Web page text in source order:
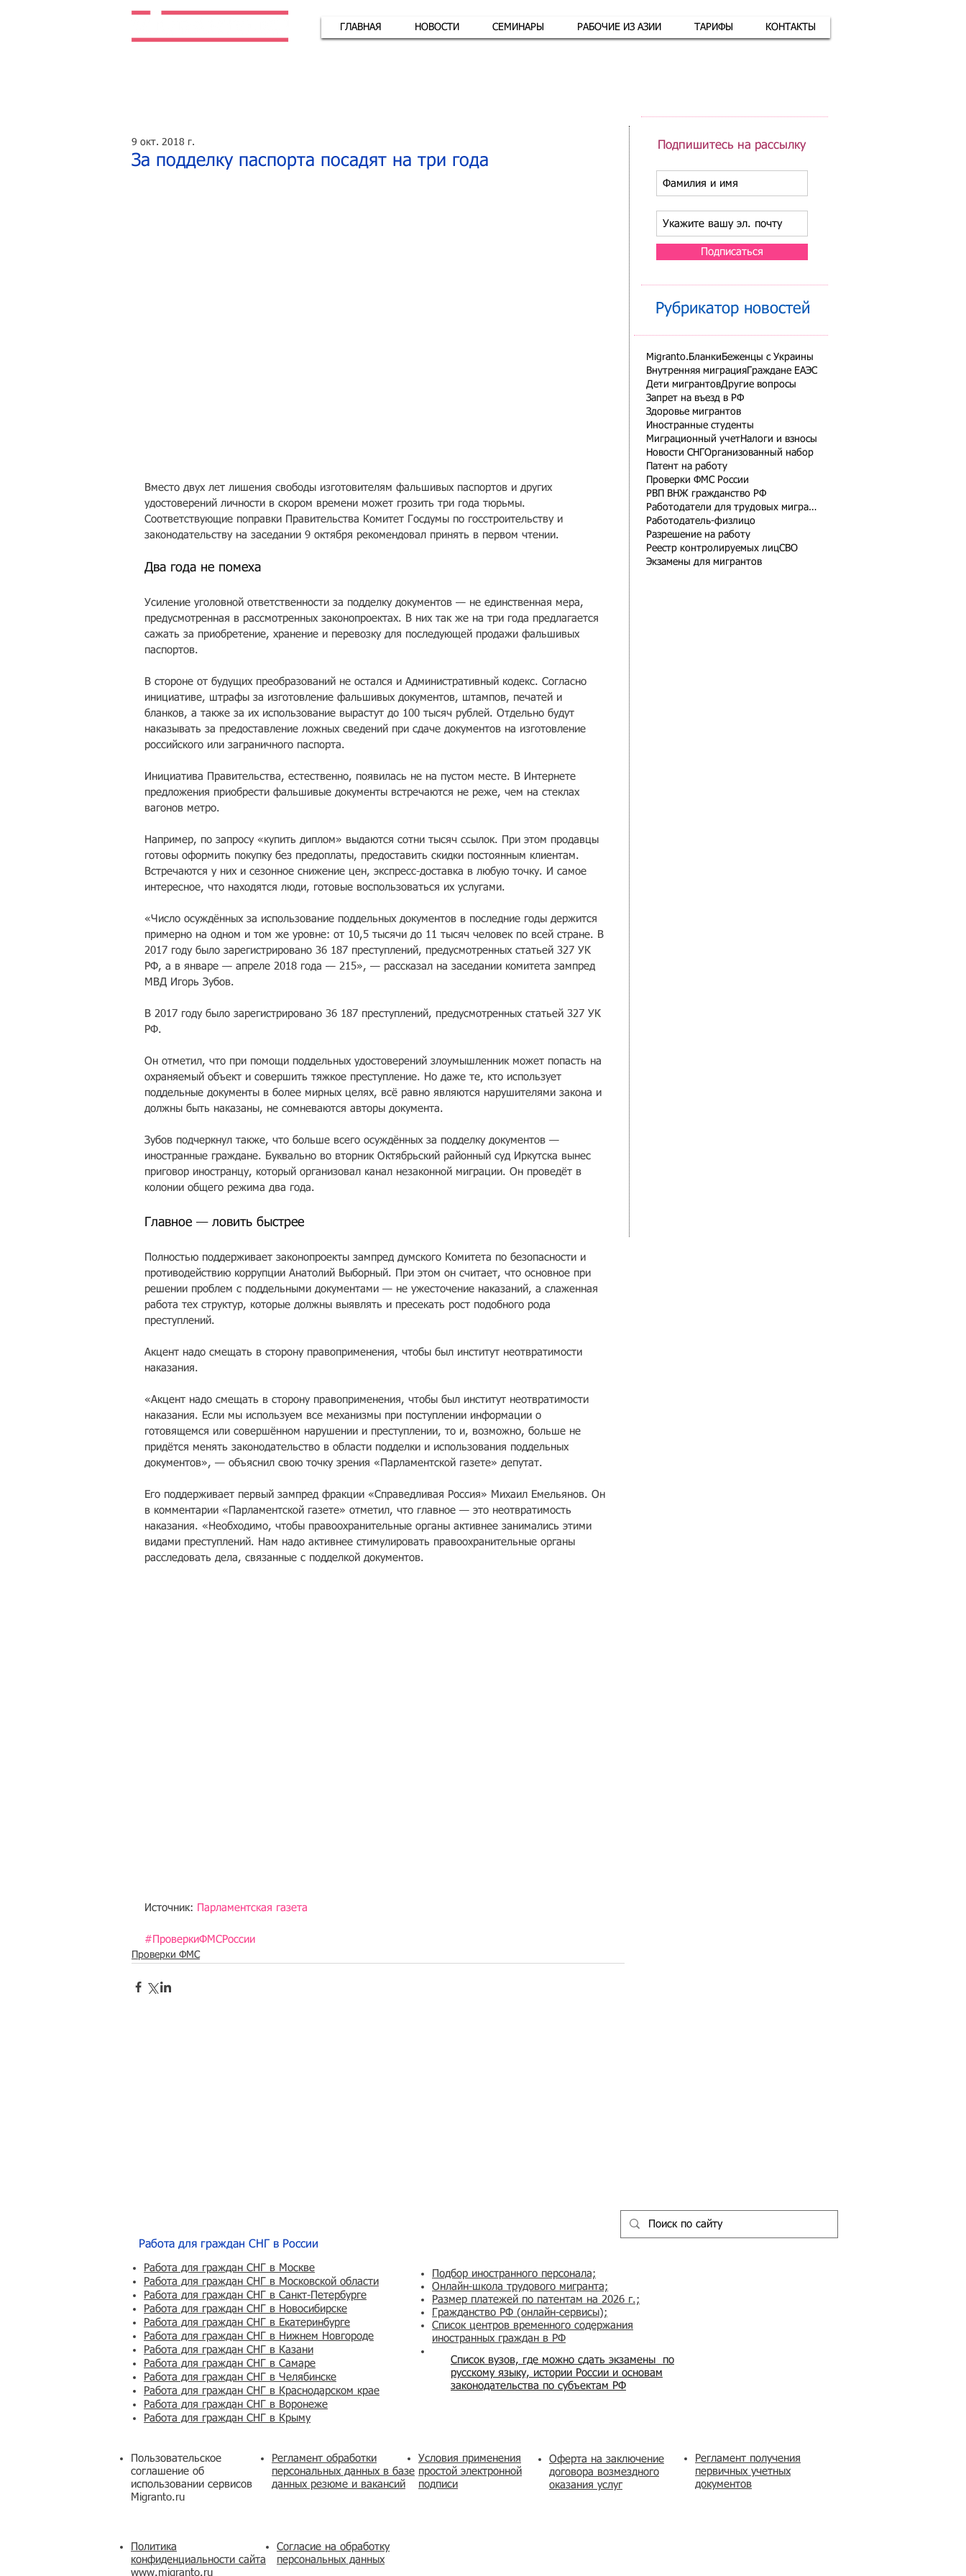
ГЛАВНАЯ НОВОСТИ СЕМИНАРЫ РАБОЧИЕ ИЗ АЗИИ ТАРИФЫ КОНТАКТЫ
За подделку паспорта посадят на три года
9 окт. 2018 г.
Вместо двух лет лишения свободы изготовителям фальшивых паспортов и других
удостоверений личности в скором времени может грозить три года тюрьмы.
Соответствующие поправки Правительства Комитет Госдумы по госстроительству и
законодательству на заседании 9 октября рекомендовал принять в первом чтении.
Два года не помеха
Усиление уголовной ответственности за подделку документов — не единственная мера,
предусмотренная в рассмотренных законопроектах. В них так же на три года предлагается
сажать за приобретение, хранение и перевозку для последующей продажи фальшивых
паспортов.
В стороне от будущих преобразований не остался и Административный кодекс. Согласно
инициативе, штрафы за изготовление фальшивых документов, штампов, печатей и
бланков, а также за их использование вырастут до 100 тысяч рублей. Отдельно будут
наказывать за предоставление ложных сведений при сдаче документов на изготовление
российского или заграничного паспорта.
Инициатива Правительства, естественно, появилась не на пустом месте. В Интернете
предложения приобрести фальшивые документы встречаются не реже, чем на стеклах
вагонов метро.
Например, по запросу «купить диплом» выдаются сотни тысяч ссылок. При этом продавцы
готовы оформить покупку без предоплаты, предоставить скидки постоянным клиентам.
Встречаются у них и сезонное снижение цен, экспресс-доставка в любую точку. И самое
интересное, что находятся люди, готовые воспользоваться их услугами.
«Число осуждённых за использование поддельных документов в последние годы держится
примерно на одном и том же уровне: от 10,5 тысячи до 11 тысяч человек по всей стране. В
2017 году было зарегистрировано 36 187 преступлений, предусмотренных статьей 327 УК
РФ, а в январе — апреле 2018 года — 215», — рассказал на заседании комитета зампред
МВД Игорь Зубов.
В 2017 году было зарегистрировано 36 187 преступлений, предусмотренных статьей 327 УК
РФ.
Он отметил, что при помощи поддельных удостоверений злоумышленник может попасть на
охраняемый объект и совершить тяжкое преступление. Но даже те, кто использует
поддельные документы в более мирных целях, всё равно являются нарушителями закона и
должны быть наказаны, не сомневаются авторы документа.
Зубов подчеркнул также, что больше всего осуждённых за подделку документов —
иностранные граждане. Буквально во вторник Октябрьский районный суд Иркутска вынес
приговор иностранцу, который организовал канал незаконной миграции. Он проведёт в
колонии общего режима два года.
Главное — ловить быстрее
Полностью поддерживает законопроекты зампред думского Комитета по безопасности и
противодействию коррупции Анатолий Выборный. При этом он считает, что основное при
решении проблем с поддельными документами — не ужесточение наказаний, а слаженная
работа тех структур, которые должны выявлять и пресекать рост подобного рода
преступлений.
Акцент надо смещать в сторону правоприменения, чтобы был институт неотвратимости
наказания.
«Акцент надо смещать в сторону правоприменения, чтобы был институт неотвратимости
наказания. Если мы используем все механизмы при поступлении информации о
готовящемся или совершённом нарушении и преступлении, то и, возможно, больше не
придётся менять законодательство в области подделки и использования поддельных
документов», — объяснил свою точку зрения «Парламентской газете» депутат.
Его поддерживает первый зампред фракции «Справедливая Россия» Михаил Емельянов. Он
в комментарии «Парламентской газете» отметил, что главное — это неотвратимость
наказания. «Необходимо, чтобы правоохранительные органы активнее занимались этими
видами преступлений. Нам надо активнее стимулировать правоохранительные органы
расследовать дела, связанные с подделкой документов.
Источник: Парламентская газета
#ПроверкиФМСРоссии
Проверки ФМС
Подпишитесь на рассылку
Подписаться
Рубрикатор новостей
Migranto.Бланки Беженцы с Украины
Внутренняя миграция Граждане ЕАЭС
Дети мигрантовДругие вопросы
Запрет на въезд в РФ
Здоровье мигрантов
Иностранные студенты
Миграционный учетНалоги и взносы
Новости СНГ Организованный набор
Патент на работу
Проверки ФМС России
РВП ВНЖ гражданство РФ
Работодатели для трудовых мигрантов
Работодатель-физлицо
Разрешение на работу
Реестр контролируемых лицСВО
Экзамены для мигрантов
Работа для граждан СНГ в России
Работа для граждан СНГ в Москве
Работа для граждан СНГ в Московской области
Работа для граждан СНГ в Санкт-Петербурге
Работа для граждан СНГ в Новосибирске
Работа для граждан СНГ в Екатеринбурге
Работа для граждан СНГ в Нижнем Новгороде
Работа для граждан СНГ в Казани
Работа для граждан СНГ в Самаре
Работа для граждан СНГ в Челябинске
Работа для граждан СНГ в Краснодарском крае
Работа для граждан СНГ в Воронеже
Работа для граждан СНГ в Крыму
Пользовательское
соглашение об
использовании сервисов
Migranto.ru
Регламент обработки
персональных данных в базе
данных резюме и вакансий
Политика
конфиденциальности сайта
www.migranto.ru
Согласие на обработку
персональных данных
Список вузов, где можно сдать экзамены по
русскому языку, истории России и основам
законодательства по субъектам РФ
Подбор иностранного персонала;
Онлайн-школа трудового мигранта;
Размер платежей по патентам на 2026 г.;
Гражданство РФ (онлайн-сервисы);
Список центров временного содержания
иностранных граждан в РФ
Условия применения
простой электронной
подписи
​Оферта на заключение
договора возмездного
оказания услуг
Регламент получения
первичных учетных
документов